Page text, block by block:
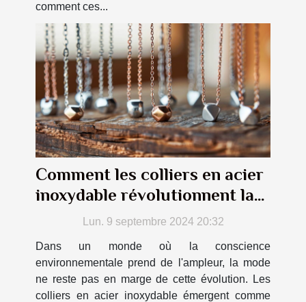
comment ces...
Comment les colliers en acier
inoxydable révolutionnent la
mode durable
Lun. 9 septembre 2024 20:32
Dans un monde où la conscience
environnementale prend de l'ampleur, la mode
ne reste pas en marge de cette évolution. Les
colliers en acier inoxydable émergent comme